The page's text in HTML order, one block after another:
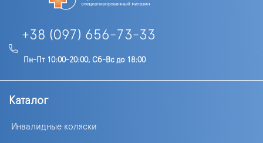
+38 (097) 656-73-33
Пн-Пт 10:00-20:00, Сб-Вс до 18:00
Каталог
Инвалидные коляски